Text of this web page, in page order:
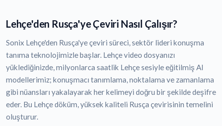
Lehçe'den Rusça'ye Çeviri Nasıl Çalışır?
Sonix Lehçe'den Rusça'ye çeviri süreci, sektör lideri konuşma
tanıma teknolojimizle başlar. Lehçe video dosyanızı
yüklediğinizde, milyonlarca saatlik Lehçe sesiyle eğitilmiş AI
modellerimiz; konuşmacı tanımlama, noktalama ve zamanlama
gibi nüansları yakalayarak her kelimeyi doğru bir şekilde deşifre
eder. Bu Lehçe döküm, yüksek kaliteli Rusça çevirisinin temelini
oluşturur.